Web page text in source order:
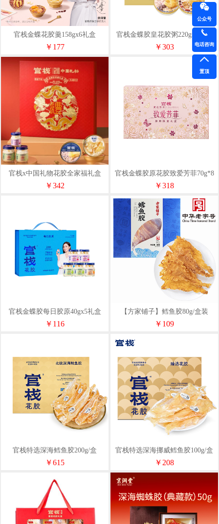
官栈金蝶花胶羹158gx6礼盒
￥177
官栈金蝶胶皇花胶粥220gx8礼盒
￥303
官栈x中国礼物花胶全家福礼盒
1230g
￥342
官栈金蝶胶原花胶致爱芳菲70g*8
礼盒
￥318
官栈金蝶胶每日胶原40gx5礼盒
￥116
【方家铺子】鳕鱼胶80g/盒装
￥109
官栈特选深海鳕鱼胶200g/盒
￥615
官栈特选深海挪威鳕鱼胶100g/盒
￥208
公众号
电话咨询
置顶